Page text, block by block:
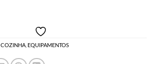
COZINHA EQUIPAMENTOS